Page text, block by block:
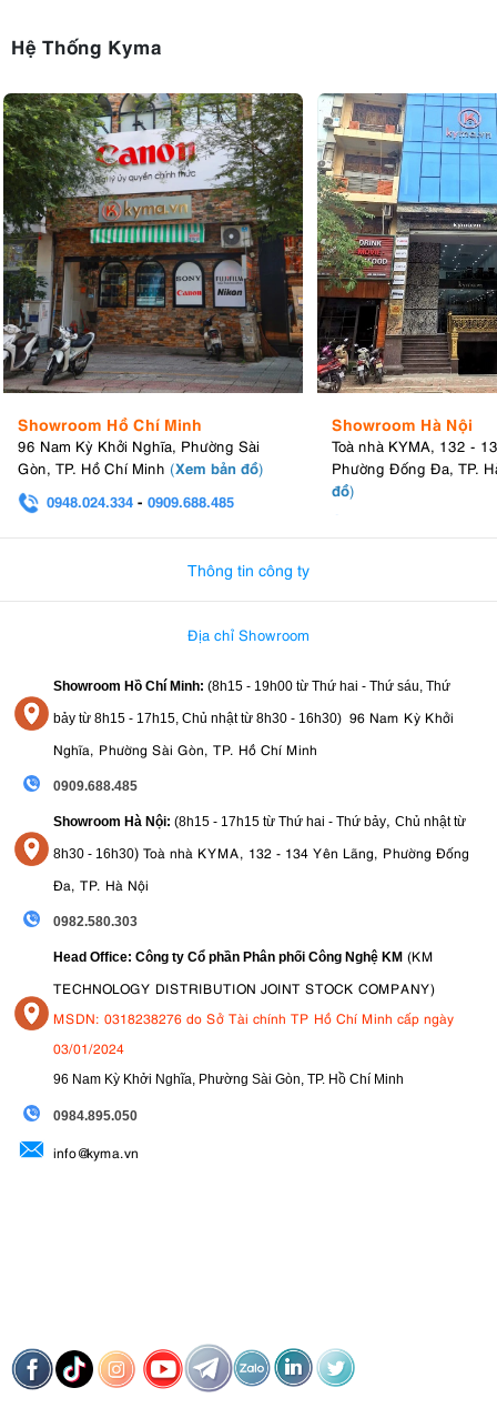
Hệ Thống Kyma
Showroom Hồ Chí Minh
96 Nam Kỳ Khởi Nghĩa, Phường Sài
Gòn, TP. Hồ Chí Minh (Xem bản đồ)
0948.024.334 - 0909.688.485
Showroom Hà Nội
Toà nhà KYMA, 132 -
Phường Đống Đa, TP.
đồ)
Thông tin công ty
Địa chỉ Showroom
Showroom Hồ Chí Minh: (8h15 - 19h00 từ Thứ hai - Thứ sáu, Thứ
bảy từ 8h15 - 17h15, Chủ nhật từ 8h30 - 16h30) 96 Nam Kỳ Khởi
Nghĩa, Phường Sài Gòn, TP. Hồ Chí Minh
0909.688.485
Showroom Hà Nội: (8h15 - 17h15 từ Thứ hai - Thứ bảy, Chủ nhật từ
8h30 - 16h30) Toà nhà KYMA, 132 - 134 Yên Lãng, Phường Đống
Đa, TP. Hà Nội
0982.580.303
Head Office: Công ty Cổ phần Phân phối Công Nghệ KM (KM
TECHNOLOGY DISTRIBUTION JOINT STOCK COMPANY)
MSDN: 0318238276 do Sở Tài chính TP Hồ Chí Minh cấp ngày
03/01/2024
96 Nam Kỳ Khởi Nghĩa, Phường Sài Gòn, TP. Hồ Chí Minh
0984.895.050
info@kyma.vn